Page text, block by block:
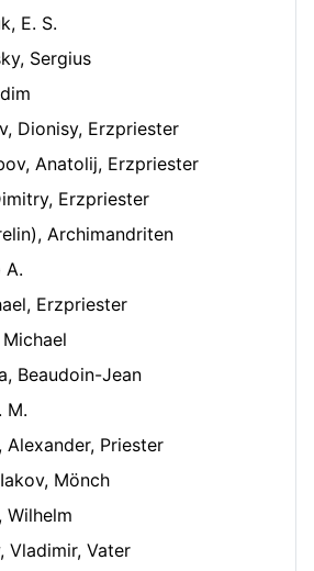
E. S.
Sergius
Dionisy, Erzpriester
Anatolij, Erzpriester
Erzpriester
Archimandriten
A.
Erzpriester
Beaudoin-Jean
M.
Alexander, Priester
Mönch
Wilhelm
Vladimir, Vater